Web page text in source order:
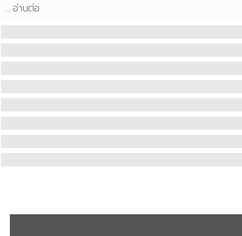
... อ่านต่อ